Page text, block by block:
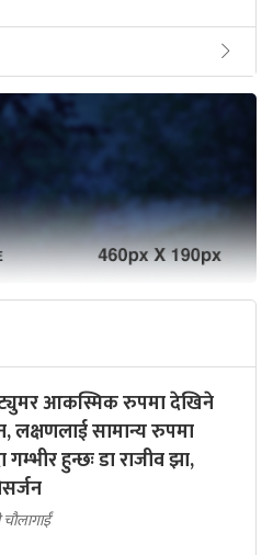
ट्युमर आकस्मिक रुपमा देखिने
लक्षणलाई सामान्य रुपमा
गम्भीर हुन्छः डा राजीव झा,
चौलागाईं